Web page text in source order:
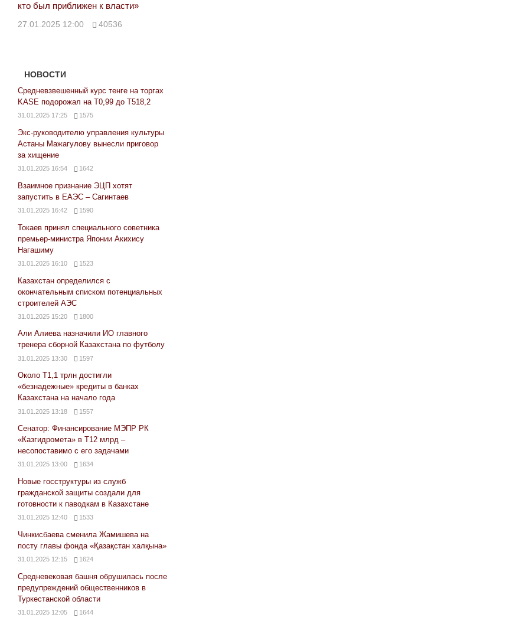
кто был приближен к власти»
27.01.2025 12:00 40536
НОВОСТИ
Средневзвешенный курс тенге на торгах
KASE подорожал на Т0,99 до Т518,2
31.01.2025 17:25 1575
Экс-руководителю управления культуры
Астаны Мажагулову вынесли приговор
за хищение
31.01.2025 16:54 1642
Взаимное признание ЭЦП хотят
запустить в ЕАЭС – Сагинтаев
31.01.2025 16:42 1590
Токаев принял специального советника
премьер-министра Японии Акихису
Нагашиму
31.01.2025 16:10 1523
Казахстан определился с
окончательным списком потенциальных
строителей АЭС
31.01.2025 15:20 1800
Али Алиева назначили ИО главного
тренера сборной Казахстана по футболу
31.01.2025 13:30 1597
Около Т1,1 трлн достигли
«безнадежные» кредиты в банках
Казахстана на начало года
31.01.2025 13:18 1557
Сенатор: Финансирование МЭПР РК
«Казгидромета» в Т12 млрд –
несопоставимо с его задачами
31.01.2025 13:00 1634
Новые госструктуры из служб
гражданской защиты создали для
готовности к паводкам в Казахстане
31.01.2025 12:40 1533
Чинкисбаева сменила Жамишева на
посту главы фонда «Қазақстан халқына»
31.01.2025 12:15 1624
Средневековая башня обрушилась после
предупреждений общественников в
Туркестанской области
31.01.2025 12:05 1644